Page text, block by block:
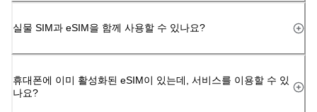
실물 SIM과 eSIM을 함께 사용할 수 있나요?
휴대폰에 이미 활성화된 eSIM이 있는데, 서비스를 이용할 수 있
나요?